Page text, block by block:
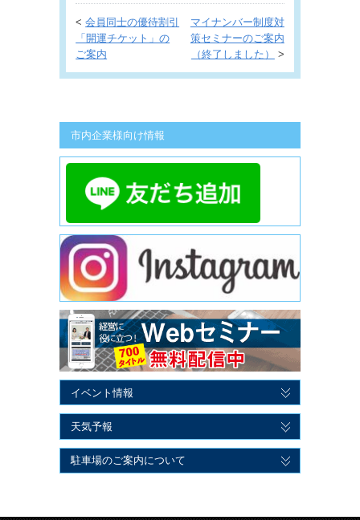
<会員同士の優待割引
「開運チケット」の
ご案内
マイナンバー制度対
策セミナーのご案内
（終了しました）
>
市内企業様向け情報
イベント情報
天気予報
駐車場のご案内について